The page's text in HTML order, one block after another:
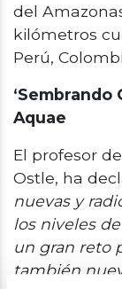
del
kilómetros
Perú,
‘Sembrando
Aquae
El profesor
Ostle, ha
nuevas y
los niveles
un gran reto
también